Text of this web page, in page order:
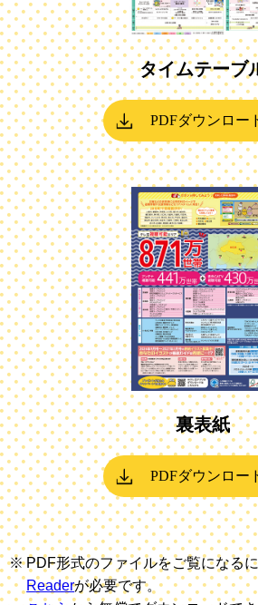
タイムテーブ
PDFダウンロー
裏表紙
PDFダウンロー
PDF形式のファイルをご覧になる
Readerが必要です。